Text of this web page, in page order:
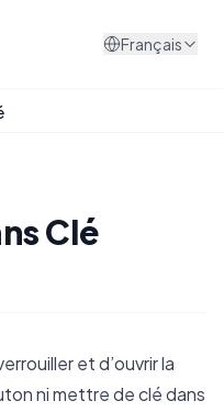
Français
Clé
et d’ouvrir la
ni mettre de clé dans